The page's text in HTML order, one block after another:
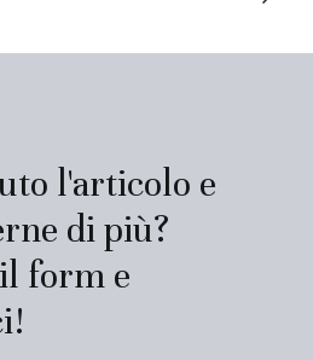
l'articolo e
di più?
form e